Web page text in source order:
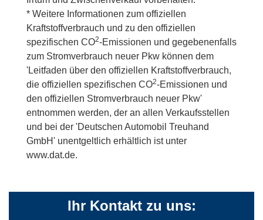
* Weitere Informationen zum offiziellen
Kraftstoffverbrauch und zu den offiziellen
spezifischen CO2-Emissionen und gegebenenfalls
zum Stromverbrauch neuer Pkw können dem
'Leitfaden über den offiziellen Kraftstoffverbrauch,
die offiziellen spezifischen CO2-Emissionen und
den offiziellen Stromverbrauch neuer Pkw'
entnommen werden, der an allen Verkaufsstellen
und bei der 'Deutschen Automobil Treuhand
GmbH' unentgeltlich erhältlich ist unter
www.dat.de.
Ihr Kontakt zu uns: